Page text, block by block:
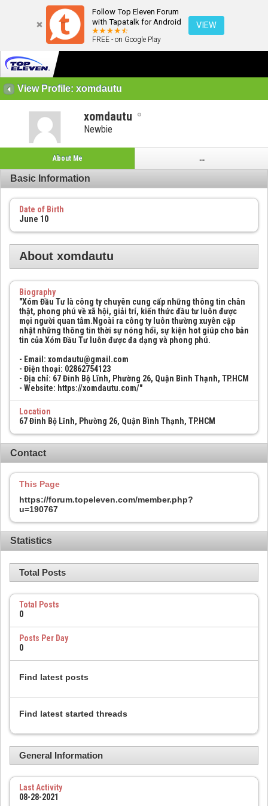
Follow Top Eleven Forum
with Tapatalk for Android
FREE - on Google Play
VIEW
View Profile: xomdautu
xomdautu
Newbie
About Me ...
Basic Information
Date of Birth
June 10
About xomdautu
Biography
"Xóm Đầu Tư là công ty chuyên cung cấp những thông tin chân
thật, phong phú về xã hội, giải trí, kiến thức đầu tư luôn được
mọi người quan tâm.Ngoài ra công ty luôn thường xuyên cập
nhật những thông tin thời sự nóng hổi, sự kiện hot giúp cho bản
tin của Xóm Đầu Tư luôn được đa dạng và phong phú.
- Email: xomdautu@gmail.com
- Điện thoại: 02862754123
- Địa chỉ: 67 Đinh Bộ Lĩnh, Phường 26, Quận Bình Thạnh, TP.HCM
- Website: https://xomdautu.com/"
Location
67 Đinh Bộ Lĩnh, Phường 26, Quận Bình Thạnh, TP.HCM
Contact
This Page
https://forum.topeleven.com/member.php?
u=190767
Statistics
Total Posts
Total Posts
0
Posts Per Day
0
Find latest posts
Find latest started threads
General Information
Last Activity
08-28-2021